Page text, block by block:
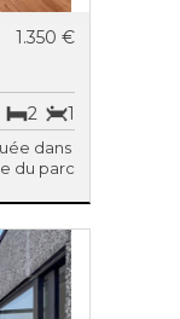
1.350 €
1
2
dans
du parc